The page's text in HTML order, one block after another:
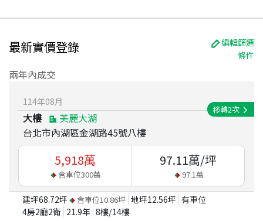
最新實價登錄
編輯篩選
條件
兩年內成交
114年08月
大樓
美麗大湖
台北市內湖區金湖路45號八樓
移轉2次
5,918萬
含車位300萬
97.11萬/坪
97.1萬
建坪68.72坪 含車位10.86坪 地坪12.56坪 有車位
4房2廳2衛 21.9年 8樓/14樓